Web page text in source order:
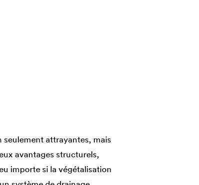
seulement attrayantes, mais
avantages structurels,
importe si la végétalisation